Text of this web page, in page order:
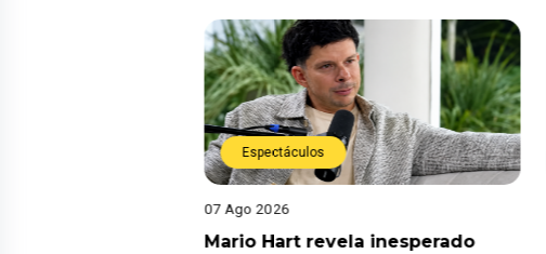
Espectáculos
07 Ago 2026
Mario Hart revela inesperado